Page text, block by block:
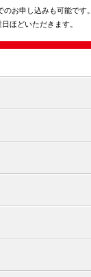
のお申し込みも可能です。
ほどいただきます。